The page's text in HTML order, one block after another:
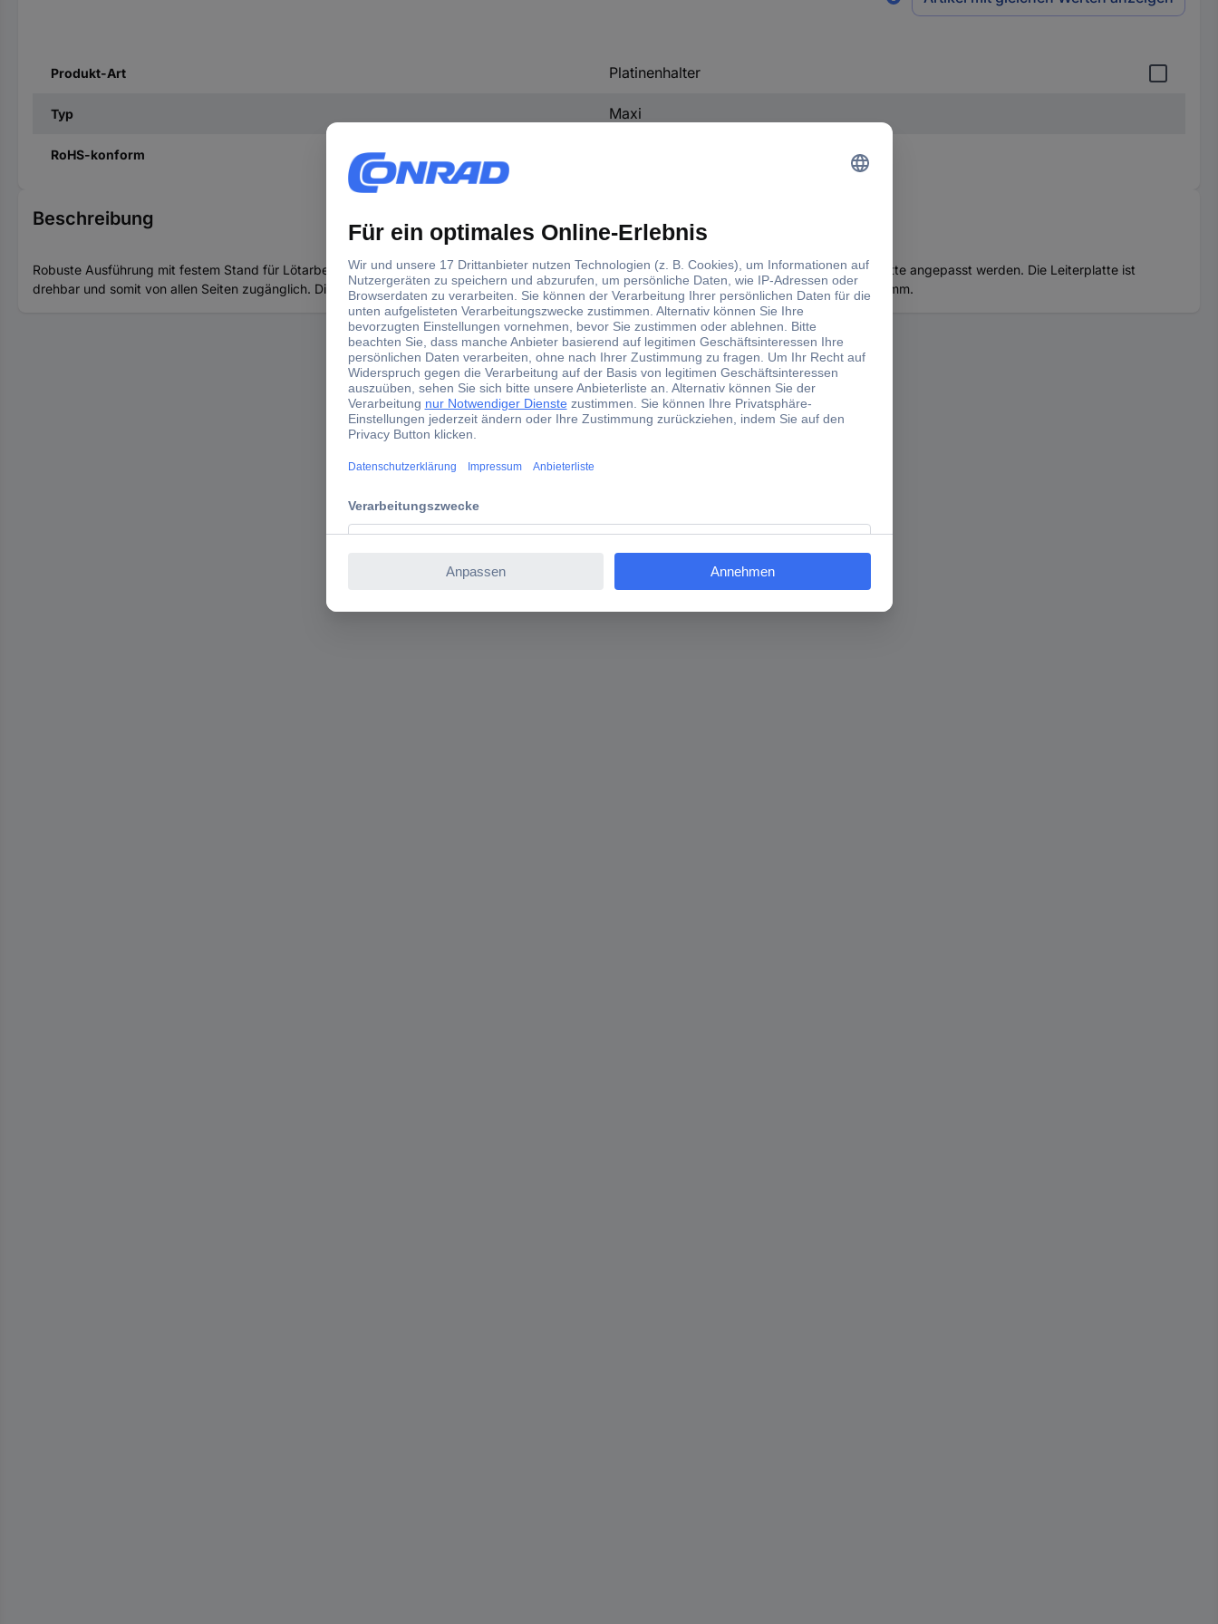
Produkt-Art Platinenhalter
Typ Maxi
RoHS-konform
Beschreibung
Robuste Ausführung mit festem Stand für Lötarbeiten in Labor und Fertigung. Mit dem verstellbaren Seitenteil kann die Spannweite der Leiterplatte angepasst werden. Die Leiterplatte ist
drehbar und somit von allen Seiten zugänglich. Die Gummifüße gewähren einen sicheren und rutschfesten Stand. Max. Platinengöße: 210 x 140 mm.